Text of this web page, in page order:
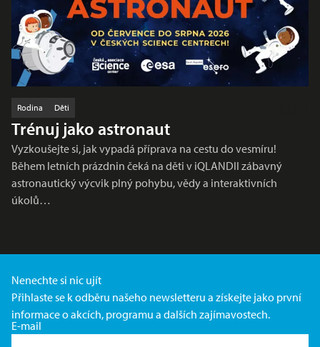
Rodina Děti
Trénuj jako astronaut
Vyzkoušejte si, jak vypadá příprava na cestu do vesmíru!
Během letních prázdnin čeká na děti v iQLANDII zábavný
astronautický výcvik plný pohybu, vědy a interaktivních
úkolů…
Nenechte si nic ujít
Přihlaste se k odběru našeho newsletteru a získejte jako první
informace o akcích, programu a dalších zajímavostech.
E-mail